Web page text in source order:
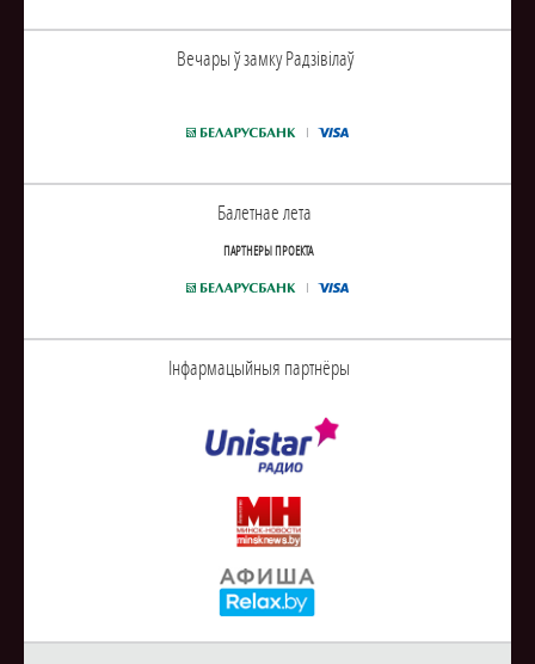
Вечары ў замку Радзiвiлаў
Балетнае лета
ПАРТНЕРЫ ПРОЕКТА
Інфармацыйныя партнёры